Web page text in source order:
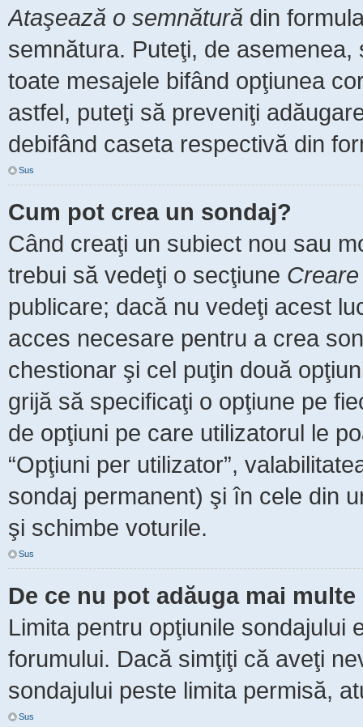
Ataşează o semnătură din
semnătura. Puteţi, de
toate mesajele bifând opţiunea
astfel, puteţi să preveniţi
debifând caseta respectivă din
Sus
Cum pot crea un sondaj?
Când creaţi un subiect nou sau
trebui să vedeţi o secţiune
publicare; dacă nu vedeţi acest
acces necesare pentru a crea
chestionar şi cel puţin două
grijă să specificaţi o opţiune pe
de opţiuni pe care utilizatorul le
“Opţiuni per utilizator”,
sondaj permanent) şi în cele din
şi schimbe voturile.
Sus
De ce nu pot adăuga mai
Limita pentru opţiunile sondajului
forumului. Dacă simţiţi că aveţi
sondajului peste limita permisă,
Sus